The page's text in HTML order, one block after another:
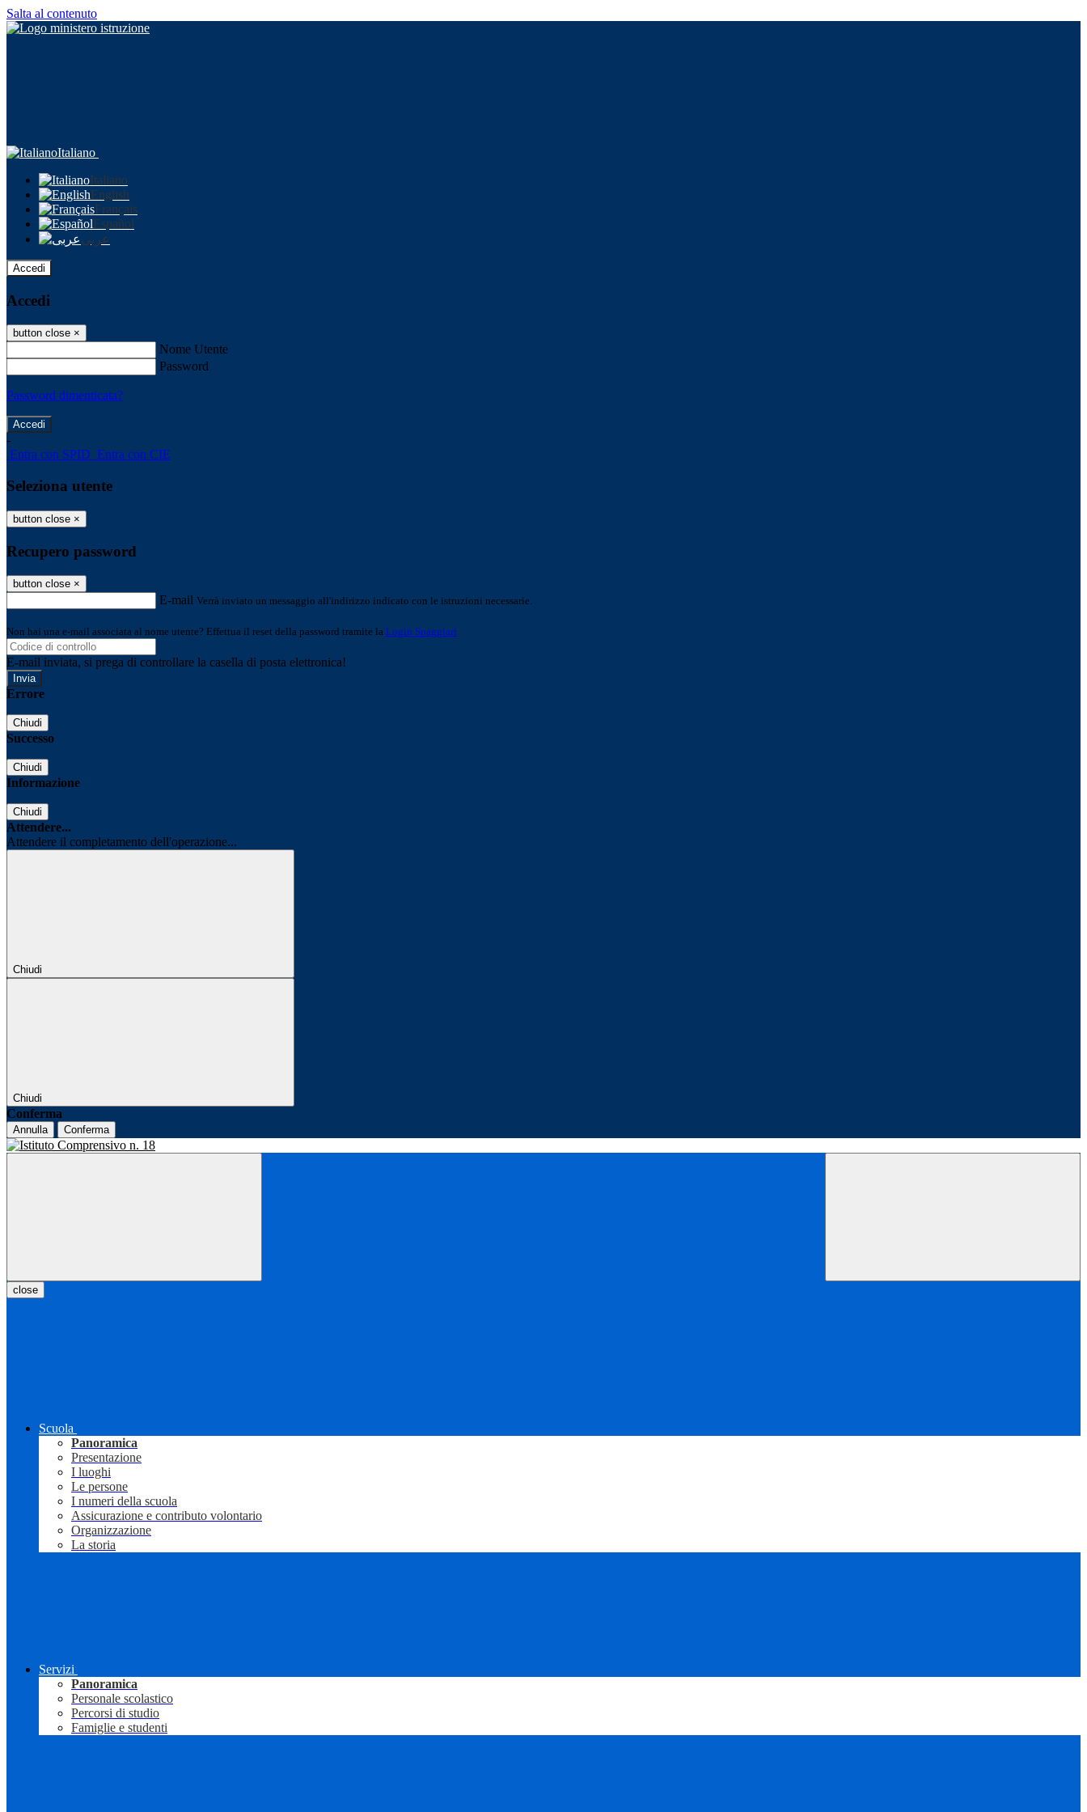
Salta al contenuto
Italiano
Italiano
English
Français
Español
عربى
Accedi
Accedi
button close ×
Nome Utente
Password
Password dimenticata?
-
Entra con SPID Entra con CIE
Seleziona utente
button close ×
Recupero password
button close ×
E-mail Verrà inviato un messaggio all'indirizzo indicato con le istruzioni necessarie.
Non hai una e-mail associata al nome utente? Effettua il reset della password tramite la Login Spaggiari
E-mail inviata, si prega di controllare la casella di posta elettronica!
Errore
Chiudi
Successo
Chiudi
Informazione
Chiudi
Attendere...
Attendere il completamento dell'operazione...
Chiudi
Chiudi
Conferma
Annulla Conferma
close
Scuola
Panoramica
Presentazione
I luoghi
Le persone
I numeri della scuola
Assicurazione e contributo volontario
Organizzazione
La storia
Servizi
Panoramica
Personale scolastico
Percorsi di studio
Famiglie e studenti